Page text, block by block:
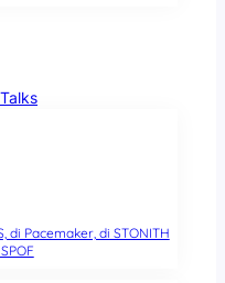
di Pacemaker, di STONITH